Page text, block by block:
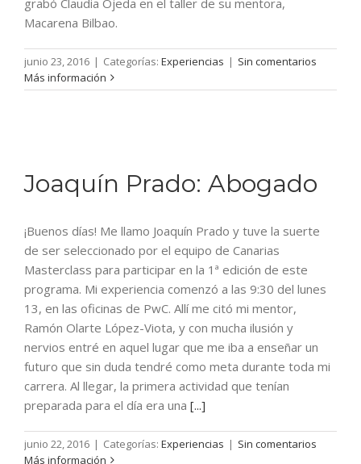
Macarena Bilbao.
junio 23, 2016 | Categorías: Experiencias | Sin comentarios
Más información
Joaquín Prado: Abogado
¡Buenos días! Me llamo Joaquín Prado y tuve la suerte
de ser seleccionado por el equipo de Canarias
Masterclass para participar en la 1ª edición de este
programa. Mi experiencia comenzó a las 9:30 del lunes
13, en las oficinas de PwC. Allí me citó mi mentor,
Ramón Olarte López-Viota, y con mucha ilusión y
nervios entré en aquel lugar que me iba a enseñar un
futuro que sin duda tendré como meta durante toda mi
carrera. Al llegar, la primera actividad que tenían
preparada para el día era una [...]
junio 22, 2016 | Categorías: Experiencias | Sin comentarios
Más información